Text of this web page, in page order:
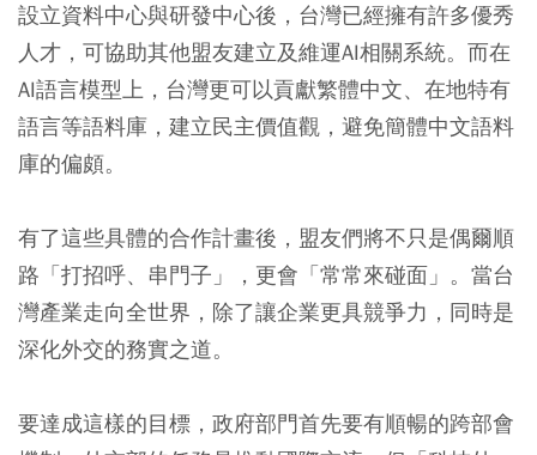
設立資料中心與研發中心後，台灣已經擁有許多優秀
人才，可協助其他盟友建立及維運AI相關系統。而在
AI語言模型上，台灣更可以貢獻繁體中文、在地特有
語言等語料庫，建立民主價值觀，避免簡體中文語料
庫的偏頗。
有了這些具體的合作計畫後，盟友們將不只是偶爾順
路「打招呼、串門子」，更會「常常來碰面」。當台
灣產業走向全世界，除了讓企業更具競爭力，同時是
深化外交的務實之道。
要達成這樣的目標，政府部門首先要有順暢的跨部會